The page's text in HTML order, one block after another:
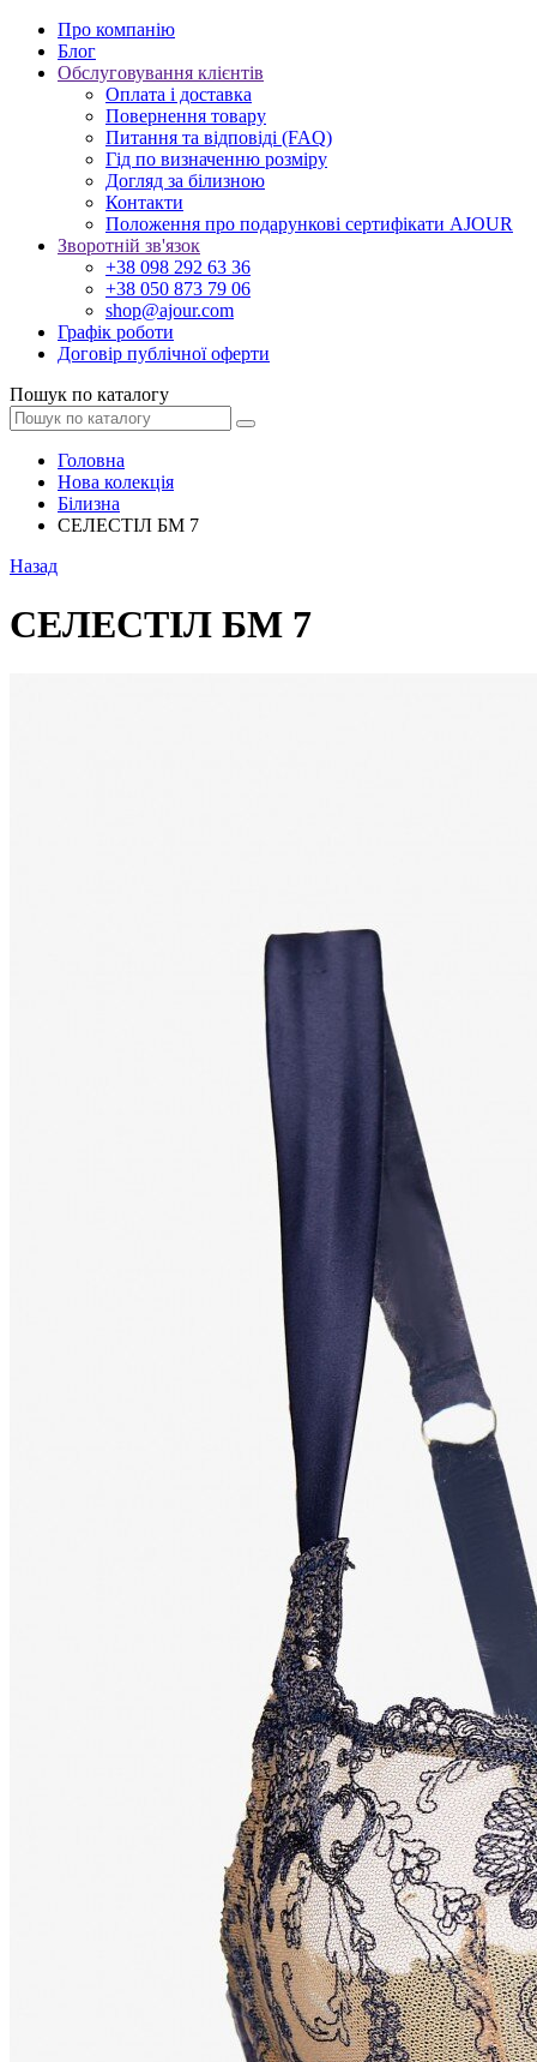
Про компанію
Блог
Обслуговування клієнтів
Оплата і доставка
Повернення товару
Питання та відповіді (FAQ)
Гід по визначенню розміру
Догляд за білизною
Контакти
Положення про подарункові сертифікати AJOUR
Зворотній зв'язок
+38 098 292 63 36
+38 050 873 79 06
shop@ajour.com
Графік роботи
Договір публічної оферти
Пошук по каталогу
Головна
Нова колекція
Білизна
СЕЛЕСТІЛ БМ 7
Назад
СЕЛЕСТІЛ БМ 7